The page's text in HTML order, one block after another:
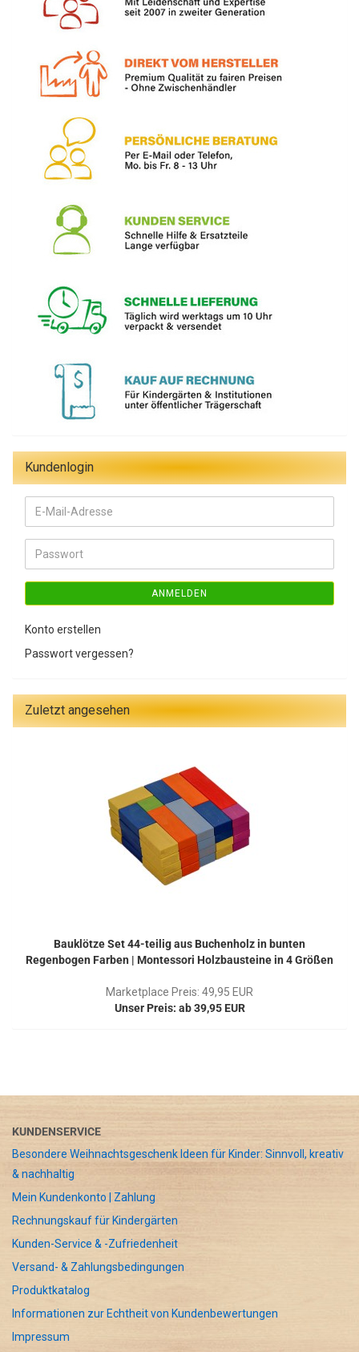
Kundenlogin
E-
Mail-
Adresse
Passwort
ANMELDEN
Konto erstellen
Passwort vergessen?
Zuletzt angesehen
Bauklötze Set 44-teilig aus Buchenholz in bunten
Regenbogen Farben | Montessori Holzbausteine in 4 Größen
Marketplace Preis: 49,95 EUR
Unser Preis: ab 39,95 EUR
KUNDENSERVICE
Besondere Weihnachtsgeschenk Ideen für Kinder: Sinnvoll, kreativ
& nachhaltig
Mein Kundenkonto | Zahlung
Rechnungskauf für Kindergärten
Kunden-Service & -Zufriedenheit
Versand- & Zahlungsbedingungen
Produktkatalog
Informationen zur Echtheit von Kundenbewertungen
Impressum